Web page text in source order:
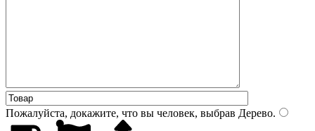
Пожалуйста, докажите, что вы человек, выбрав Дерево.